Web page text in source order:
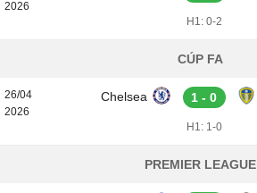
2026
H1: 0-2
CÚP FA
26/04
2026
Chelsea 1 - 0
H1: 1-0
PREMIER LEAGUE